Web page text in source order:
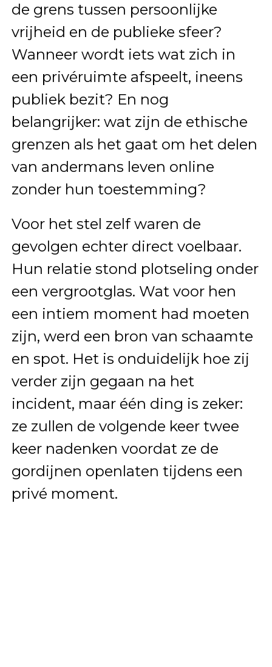
de grens tussen persoonlijke
vrijheid en de publieke sfeer?
Wanneer wordt iets wat zich in
een privéruimte afspeelt, ineens
publiek bezit? En nog
belangrijker: wat zijn de ethische
grenzen als het gaat om het delen
van andermans leven online
zonder hun toestemming?
Voor het stel zelf waren de
gevolgen echter direct voelbaar.
Hun relatie stond plotseling onder
een vergrootglas. Wat voor hen
een intiem moment had moeten
zijn, werd een bron van schaamte
en spot. Het is onduidelijk hoe zij
verder zijn gegaan na het
incident, maar één ding is zeker:
ze zullen de volgende keer twee
keer nadenken voordat ze de
gordijnen openlaten tijdens een
privé moment.